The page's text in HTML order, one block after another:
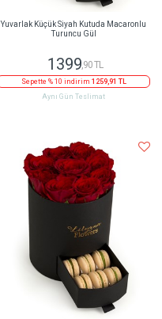
Yuvarlak Küçük Siyah Kutuda Macaronlu
Turuncu Gül
1399,90 TL
Sepette % 10 indirim 1259,91 TL
Aynı Gün Teslimat